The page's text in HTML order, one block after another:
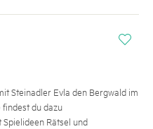
i
Steinadler Evla den Bergwald im
du dazu
Rätsel und